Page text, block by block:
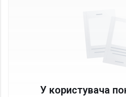
У користувача